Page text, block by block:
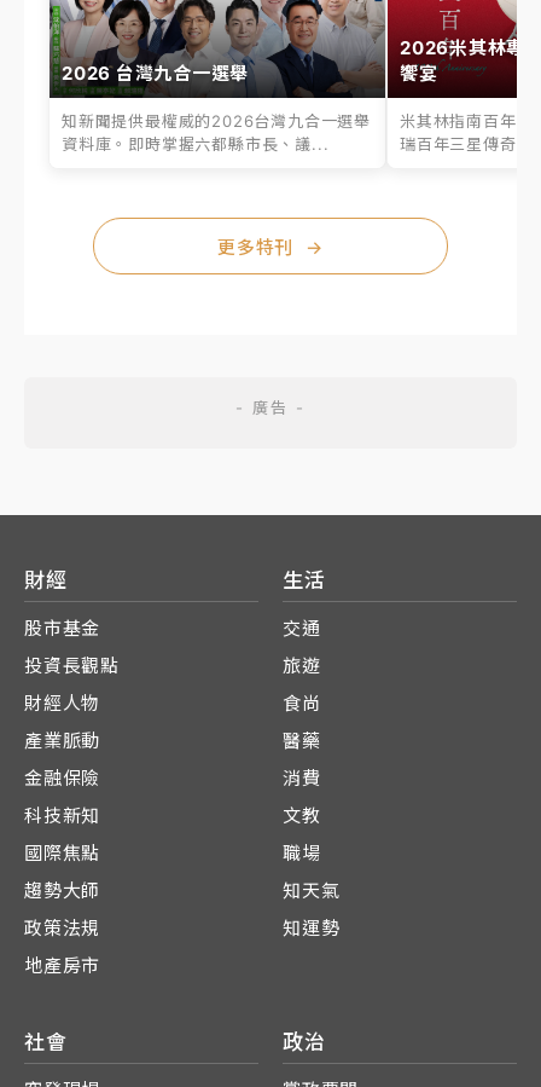
2026 台灣九合一選舉
知新聞提供最權威的2026台灣九合一選舉
資料庫。即時掌握六都縣市長、議...
2026米其林專
饗宴
米其林指南百年之
瑞百年三星傳奇、
更多特刊 →
財經
股市基金
投資長觀點
財經人物
產業脈動
金融保險
科技新知
國際焦點
趨勢大師
政策法規
地產房市
生活
交通
旅遊
食尚
醫藥
消費
文教
職場
知天氣
知運勢
社會 政治